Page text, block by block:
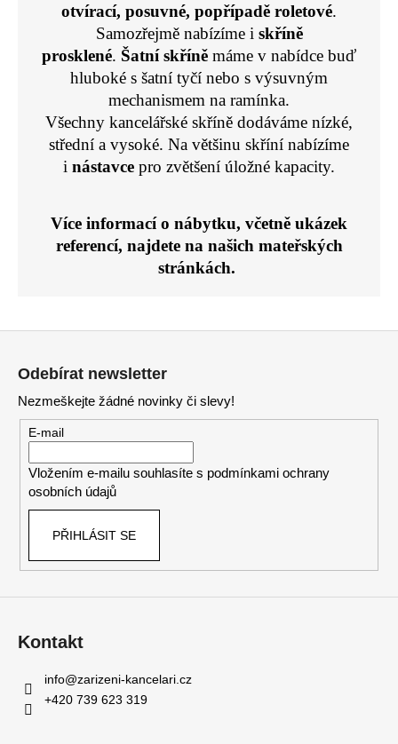
v
k
y
v
ý
p
i
s
u
otvírací, posuvné, popřípadě roletové.
Samozřejmě nabízíme i skříně
prosklené. Šatní skříně máme v nabídce buď
hluboké s šatní tyčí nebo s výsuvným
mechanismem na ramínka.
Všechny kancelářské skříně dodáváme nízké,
střední a vysoké. Na většinu skříní nabízíme
i nástavce pro zvětšení úložné kapacity.
Více informací o nábytku, včetně ukázek
referencí, najdete na našich mateřských
stránkách.
Odebírat newsletter
Nezmeškejte žádné novinky či slevy!
E-mail
Vložením e-mailu souhlasíte s podmínkami ochrany
osobních údajů
PŘIHLÁSIT SE
Kontakt
info@zarizeni-kancelari.cz
+420 739 623 319